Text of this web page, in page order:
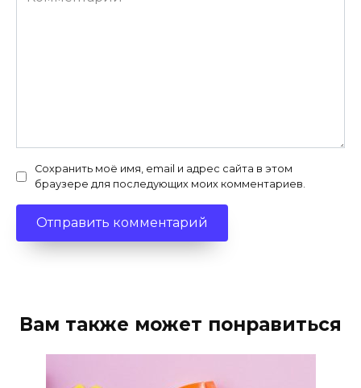
Сохранить моё имя, email и адрес сайта в этом
браузере для последующих моих комментариев.
Вам также может понравиться